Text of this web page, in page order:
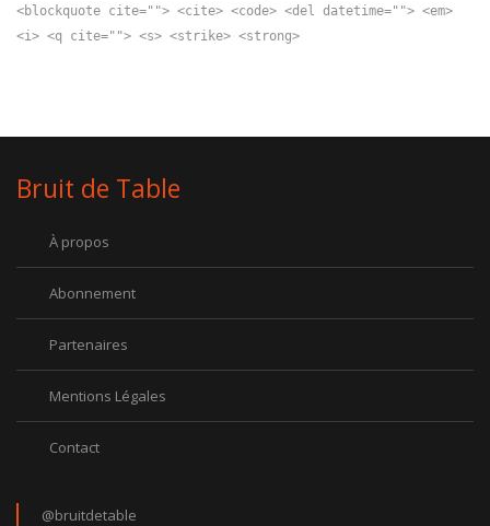
<blockquote cite=""> <cite> <code> <del datetime=""> <em>
<i> <q cite=""> <s> <strike> <strong>
Bruit de Table
À propos
Abonnement
Partenaires
Mentions Légales
Contact
@bruitdetable